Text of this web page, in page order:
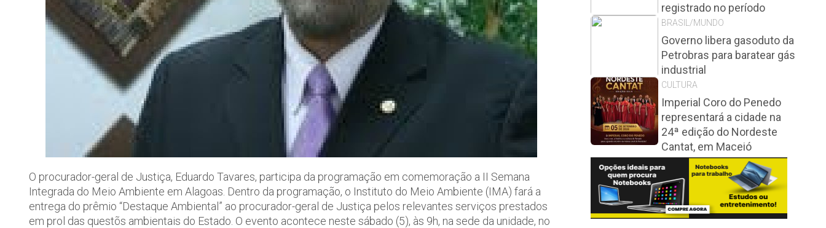
O procurador-geral de Justiça, Eduardo Tavares, participa da programação em comemoração a II Semana
Integrada do Meio Ambiente em Alagoas. Dentro da programação, o Instituto do Meio Ambiente (IMA) fará a
entrega do prêmio “Destaque Ambiental” ao procurador-geral de Justiça pelos relevantes serviços prestados
em prol das questõs ambientais do Estado. O evento acontece neste sábado (5), às 9h, na sede da unidade, no
registrado no período
BRASIL/MUNDO
Governo libera gasoduto da
Petrobras para baratear gás
industrial
CULTURA
Imperial Coro do Penedo
representará a cidade na
24ª edição do Nordeste
Cantat, em Maceió